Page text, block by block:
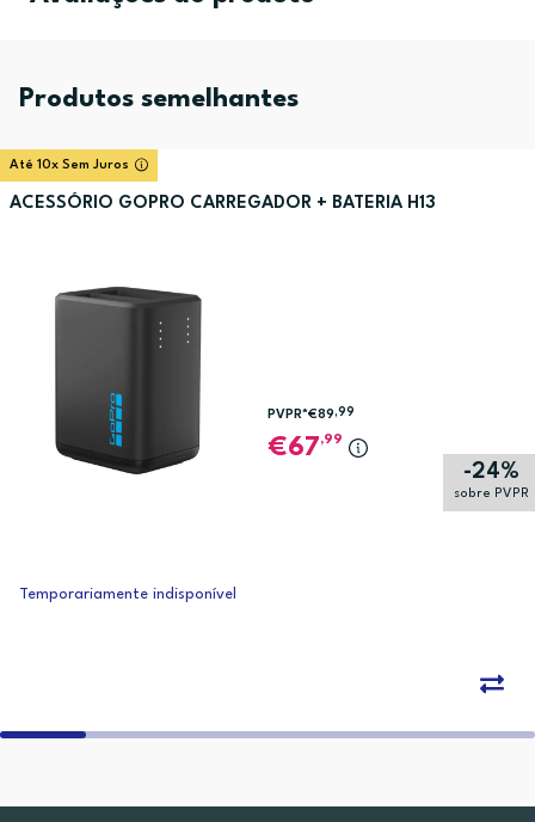
Produtos semelhantes
Até 10x Sem Juros
ACESSÓRIO GOPRO CARREGADOR + BATERIA H13
-24%
sobre PVPR
PVPR*€89,99
67,99
Temporariamente indisponível